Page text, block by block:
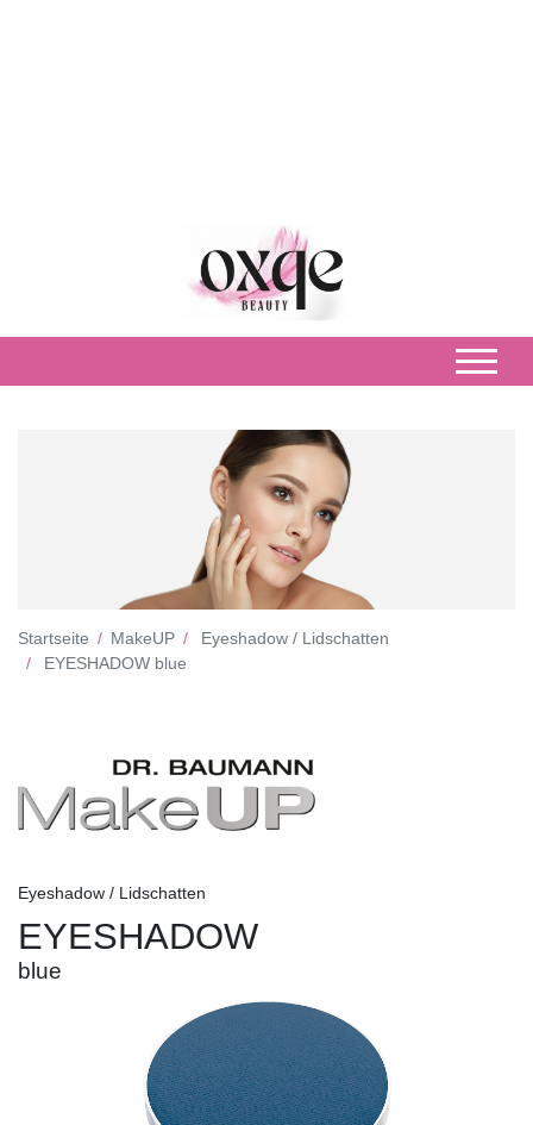
Startseite MakeUP
Eyeshadow / Lidschatten
EYESHADOW blue
Eyeshadow / Lidschatten
EYESHADOW
blue